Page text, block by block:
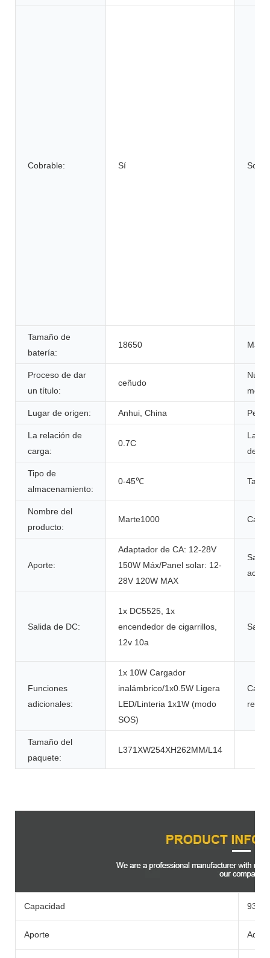
Cobrable: Sí
Tamaño de
batería:
18650
Proceso de dar
un título:
ceñudo
Lugar de origen: Anhui, China Peso:
La relación de
carga:
0.7C
La
Tipo de
almacenamiento:
0-45℃
Nombre del
producto:
Marte1000
Aporte:
Adaptador de CA: 12-28V
150W Máx/Panel solar: 12-
28V 120W MAX
Salida de DC:
1x DC5525, 1x
encendedor de cigarrillos,
12v 10a
Funciones
adicionales:
1x 10W Cargador
inalámbrico/1x0.5W Ligera
LED/Linteria 1x1W (modo
SOS)
Tamaño del
paquete:
L371XW254XH262MM/L14
Capacidad
Aporte